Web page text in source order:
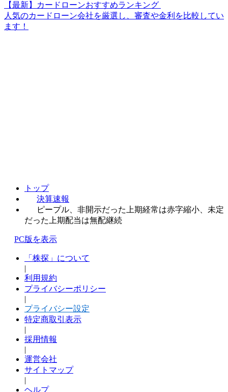
【最新】カードローンおすすめランキング
人気のカードローン会社を厳選し、審査や金利を比較してい
ます！
トップ
決算速報
ピープル、非開示だった上期経常は赤字縮小、未定
だった上期配当は無配継続
PC版を表示
「株探」について
|
利用規約
プライバシーポリシー
|
プライバシー設定
特定商取引表示
|
採用情報
|
運営会社
サイトマップ
|
ヘルプ